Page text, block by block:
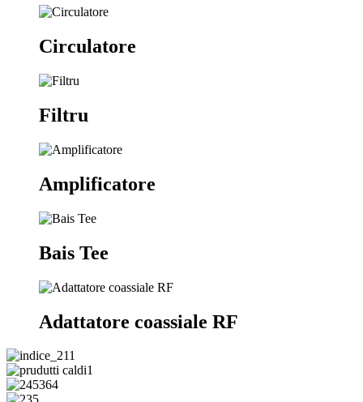
Circulatore
Filtru
Amplificatore
Bais Tee
Adattatore coassiale RF